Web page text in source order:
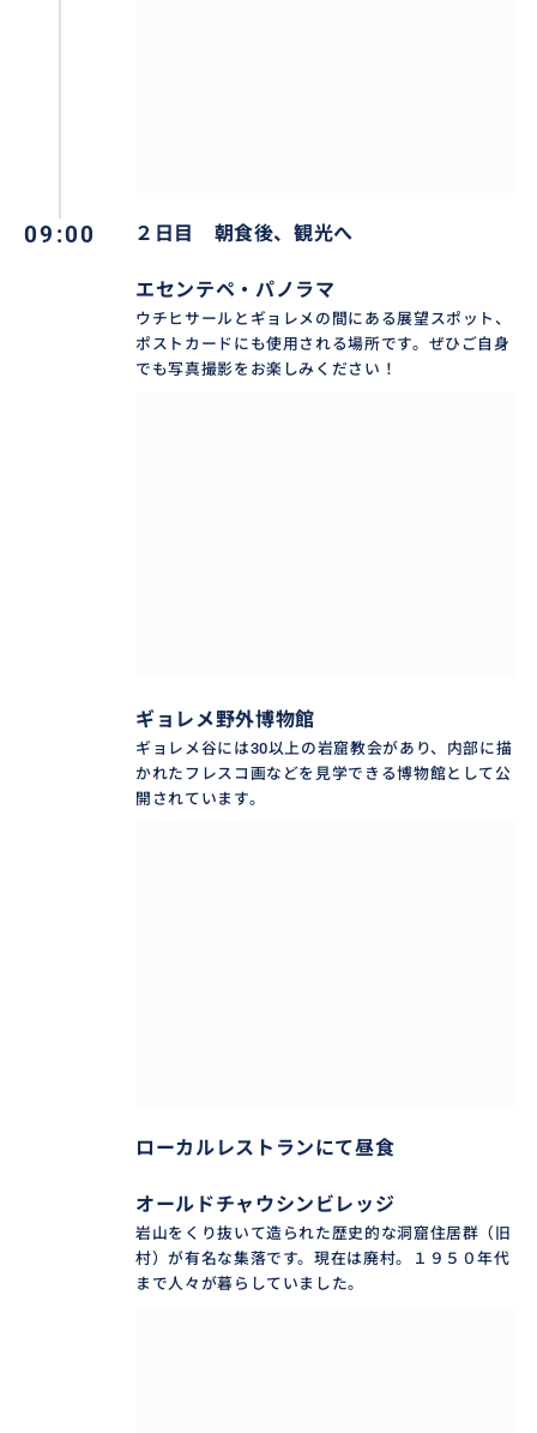
09:00 ２日目 朝食後、観光へ
エセンテペ・パノラマ
ウチヒサールとギョレメの間にある展望スポット、
ポストカードにも使用される場所です。ぜひご自身
でも写真撮影をお楽しみください！
ギョレメ野外博物館
ギョレメ谷には30以上の岩窟教会があり、内部に描
かれたフレスコ画などを見学できる博物館として公
開されています。
ローカルレストランにて昼食
オールドチャウシンビレッジ
岩山をくり抜いて造られた歴史的な洞窟住居群（旧
村）が有名な集落です。現在は廃村。１９５０年代
まで人々が暮らしていました。